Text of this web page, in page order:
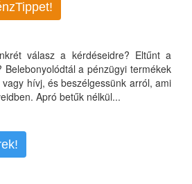
válasz a kérdéseidre? Eltűnt a
Belebonyolódtál a pénzügyi termékek
hívj, és beszélgessünk arról, ami
Apró betűk nélkül...